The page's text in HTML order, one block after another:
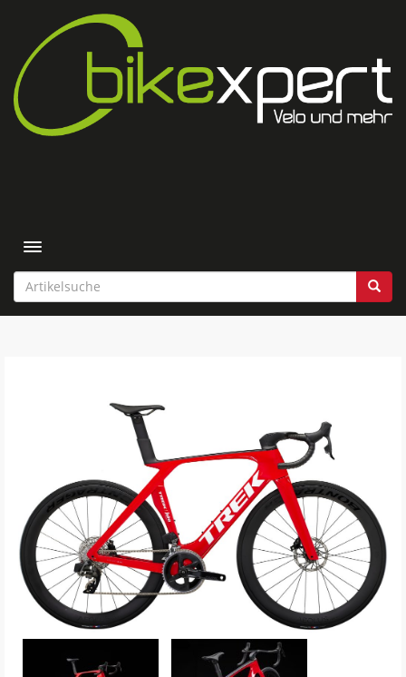
Toggle navigation